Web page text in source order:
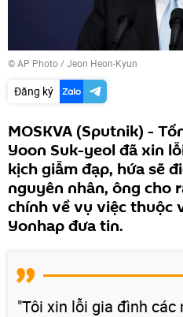
© AP Photo / Jeon Heon-Kyun
Đăng ký
MOSKVA (Sputnik) -
Yoon Suk-yeol đã xin
kịch giẫm đạp, hứa sẽ
nguyên nhân, ông cho
chính về vụ việc thuộc
Yonhap đưa tin.
"Tôi xin lỗi gia đình các